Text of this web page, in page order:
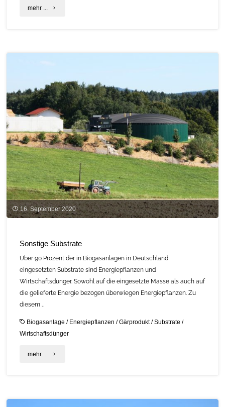
mehr ... "Holzvergasungsanlagen"
16. September 2020
Sonstige Substrate
Über 90 Prozent der in Biogasanlagen in Deutschland
eingesetzten Substrate sind Energiepflanzen und
Wirtschaftsdünger. Sowohl auf die eingesetzte Masse als auch auf
die gelieferte Energie bezogen überwiegen Energiepflanzen. Zu
diesem …
Biogasanlage / Energiepflanzen /Gärprodukt/Substrate /
Wirtschaftsdünger
mehr ... "Sonstige